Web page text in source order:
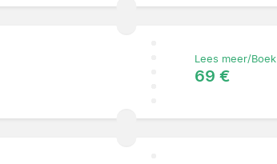
Lees meer/Boek
69 €